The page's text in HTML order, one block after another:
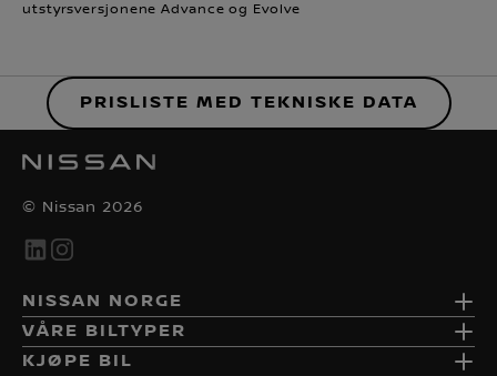
utstyrsversjonene Advance og Evolve
PRISLISTE MED TEKNISKE DATA
© Nissan 2026
NISSAN NORGE
VÅRE BILTYPER
KJØPE BIL